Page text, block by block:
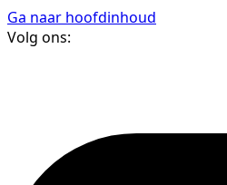
Ga naar hoofdinhoud
Volg ons: